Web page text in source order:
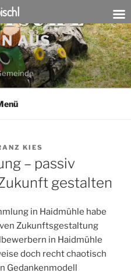
AUS
KIES
– passiv
gestalten
in Haidmühle habe
Zukunftsgestaltung
in Haidmühle
doch recht chaotisch
Gedankenmodell